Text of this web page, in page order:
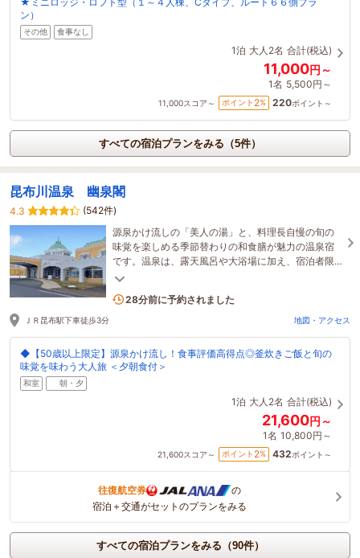
ン）
その他 食事なし
1泊 大人2名 合計(税込)
11,000円～
1名 5,500円～
11,000スコア～ ポイント 2% 220ポイント～
すべての宿泊プランをみる（5件）
昆布川温泉 幽泉閣
4.3
(542件)
源泉かけ流しの「美人の湯」と、料理長自慢の旬の
味覚を楽しめる季節替わりの和食膳が魅力の温泉宿
です。温泉は、露天風呂や大浴場に加え、宿泊者限
定で無料の貸切風呂もご利用いただけます。
3名がこの宿を見ています
ＪＲ昆布駅下車徒歩3分 地図・アクセス
◆【50歳以上限定】源泉かけ流し！食事評価高得点◎釜炊きご飯と旬の
味覚を味わう大人旅 ＜夕朝食付＞
和室 朝・夕
1泊 大人2名 合計(税込)
21,600円～
1名 10,800円～
21,600スコア～ ポイント 2% 432ポイント～
往復航空券
の
宿泊＋交通がセットのプランをみる
すべての宿泊プランをみる（90件）